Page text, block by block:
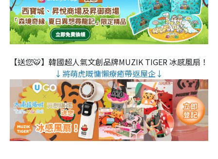
【送您🐯】韓國超人氣文創品牌MUZIK TIGER 冰感風扇！
↓將萌虎嘅慵懶療癒帶返屋企↓